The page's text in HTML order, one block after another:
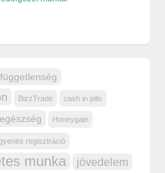
BizzTrade cash in pills
egészség Honeygain
regisztráció
munka jövedelem